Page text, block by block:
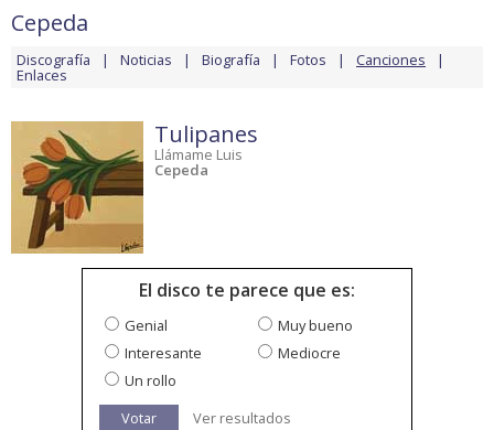
Cepeda
Discografía Noticias Biografía Fotos Canciones
Enlaces
Tulipanes
Llámame Luis
Cepeda
El disco te parece que es:
Genial
Muy bueno
Interesante
Mediocre
Un rollo
Votar
Ver resultados